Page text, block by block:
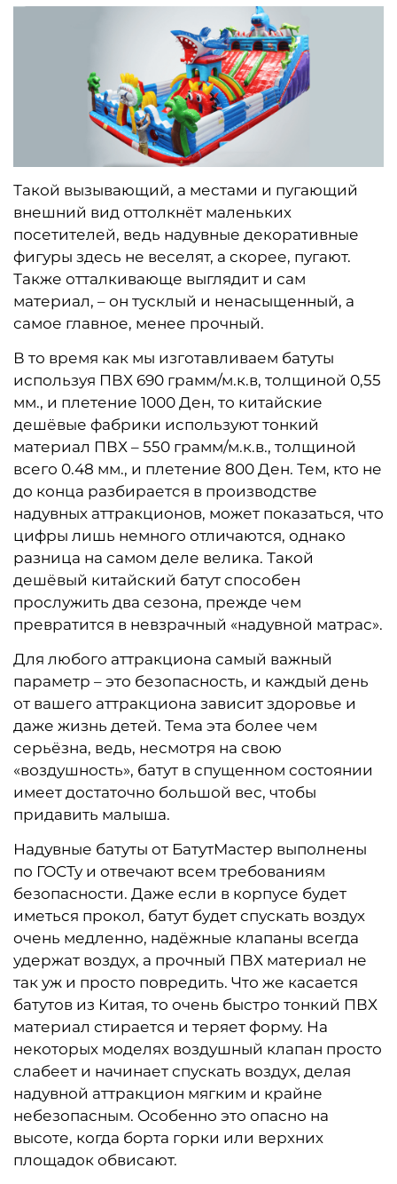
Такой вызывающий, а местами и пугающий
внешний вид оттолкнёт маленьких
посетителей, ведь надувные декоративные
фигуры здесь не веселят, а скорее, пугают.
Также отталкивающе выглядит и сам
материал, – он тусклый и ненасыщенный, а
самое главное, менее прочный.
В то время как мы изготавливаем батуты
используя ПВХ 690 грамм/м.к.в, толщиной 0,55
мм., и плетение 1000 Ден, то китайские
дешёвые фабрики используют тонкий
материал ПВХ – 550 грамм/м.к.в., толщиной
всего 0.48 мм., и плетение 800 Ден. Тем, кто не
до конца разбирается в производстве
надувных аттракционов, может показаться, что
цифры лишь немного отличаются, однако
разница на самом деле велика. Такой
дешёвый китайский батут способен
прослужить два сезона, прежде чем
превратится в невзрачный «надувной матрас».
Для любого аттракциона самый важный
параметр – это безопасность, и каждый день
от вашего аттракциона зависит здоровье и
даже жизнь детей. Тема эта более чем
серьёзна, ведь, несмотря на свою
«воздушность», батут в спущенном состоянии
имеет достаточно большой вес, чтобы
придавить малыша.
Надувные батуты от БатутМастер выполнены
по ГОСТу и отвечают всем требованиям
безопасности. Даже если в корпусе будет
иметься прокол, батут будет спускать воздух
очень медленно, надёжные клапаны всегда
удержат воздух, а прочный ПВХ материал не
так уж и просто повредить. Что же касается
батутов из Китая, то очень быстро тонкий ПВХ
материал стирается и теряет форму. На
некоторых моделях воздушный клапан просто
слабеет и начинает спускать воздух, делая
надувной аттракцион мягким и крайне
небезопасным. Особенно это опасно на
высоте, когда борта горки или верхних
площадок обвисают.